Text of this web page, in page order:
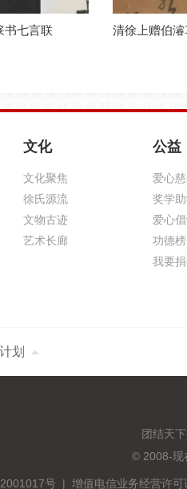
濬草书诗 民国徐宗浩
文化
文化聚焦
徐氏源流
文物古迹
艺术长廊
公益
爱心
奖学
爱心
功德榜
我要
划
团结天
© 2008-现
号| 增值电信业务经营许